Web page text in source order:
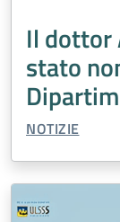
Il dottor
stato
TIPO
NOTIZIE